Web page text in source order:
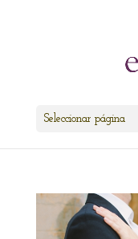
Seleccionar página